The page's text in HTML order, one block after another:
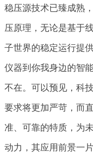
稳压源技术已臻成熟
压原理，无论是基于
子世界的稳定运行提
仪器到你我身边的智
不在。可以预见，科
要求将更加严苛，而
准、可靠的特质，为
动力，其应用前景一